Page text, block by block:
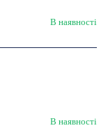
В наявності
В наявності